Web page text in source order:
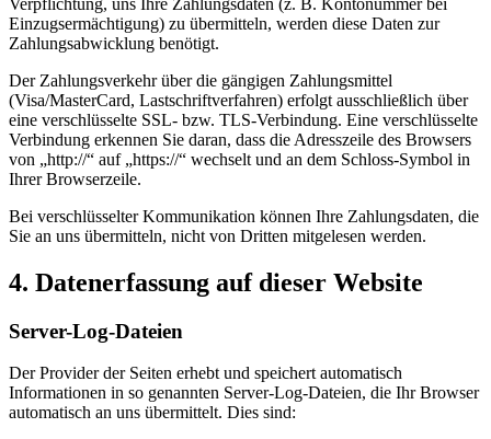
Einzugsermächtigung) zu übermitteln, werden diese Daten zur
Zahlungsabwicklung benötigt.
Der Zahlungsverkehr über die gängigen Zahlungsmittel
(Visa/MasterCard, Lastschriftverfahren) erfolgt ausschließlich über
eine verschlüsselte SSL- bzw. TLS-Verbindung. Eine verschlüsselte
Verbindung erkennen Sie daran, dass die Adresszeile des Browsers
von „http://“ auf „https://“ wechselt und an dem Schloss-Symbol in
Ihrer Browserzeile.
Bei verschlüsselter Kommunikation können Ihre Zahlungsdaten, die
Sie an uns übermitteln, nicht von Dritten mitgelesen werden.
4. Datenerfassung auf dieser Website
Server-Log-Dateien
Der Provider der Seiten erhebt und speichert automatisch
Informationen in so genannten Server-Log-Dateien, die Ihr Browser
automatisch an uns übermittelt. Dies sind: